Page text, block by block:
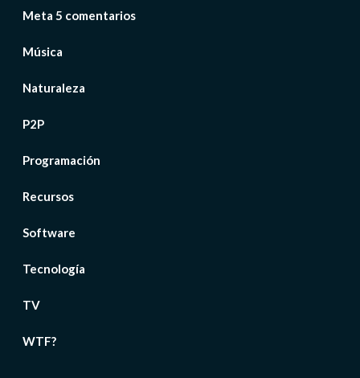
Meta 5 comentarios
Música
Naturaleza
P2P
Programación
Recursos
Software
Tecnología
TV
WTF?